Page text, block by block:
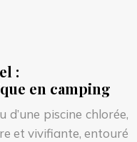
:
en camping
d’une piscine chlorée,
et vivifiante, entouré